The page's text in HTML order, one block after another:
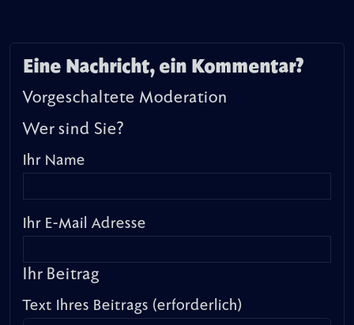
Eine Nachricht, ein Kommentar?
Vorgeschaltete Moderation
Wer sind Sie?
Ihr Name
Ihr E-Mail Adresse
Ihr Beitrag
Text Ihres Beitrags (erforderlich)